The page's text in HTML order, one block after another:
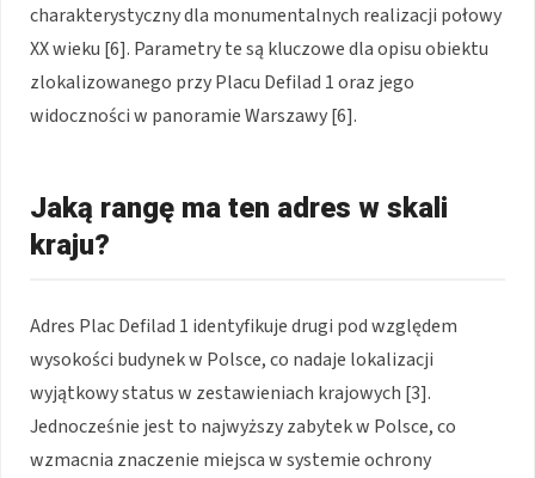
charakterystyczny dla monumentalnych realizacji połowy
XX wieku [6]. Parametry te są kluczowe dla opisu obiektu
zlokalizowanego przy Placu Defilad 1 oraz jego
widoczności w panoramie Warszawy [6].
Jaką rangę ma ten adres w skali
kraju?
Adres Plac Defilad 1 identyfikuje drugi pod względem
wysokości budynek w Polsce, co nadaje lokalizacji
wyjątkowy status w zestawieniach krajowych [3].
Jednocześnie jest to najwyższy zabytek w Polsce, co
wzmacnia znaczenie miejsca w systemie ochrony